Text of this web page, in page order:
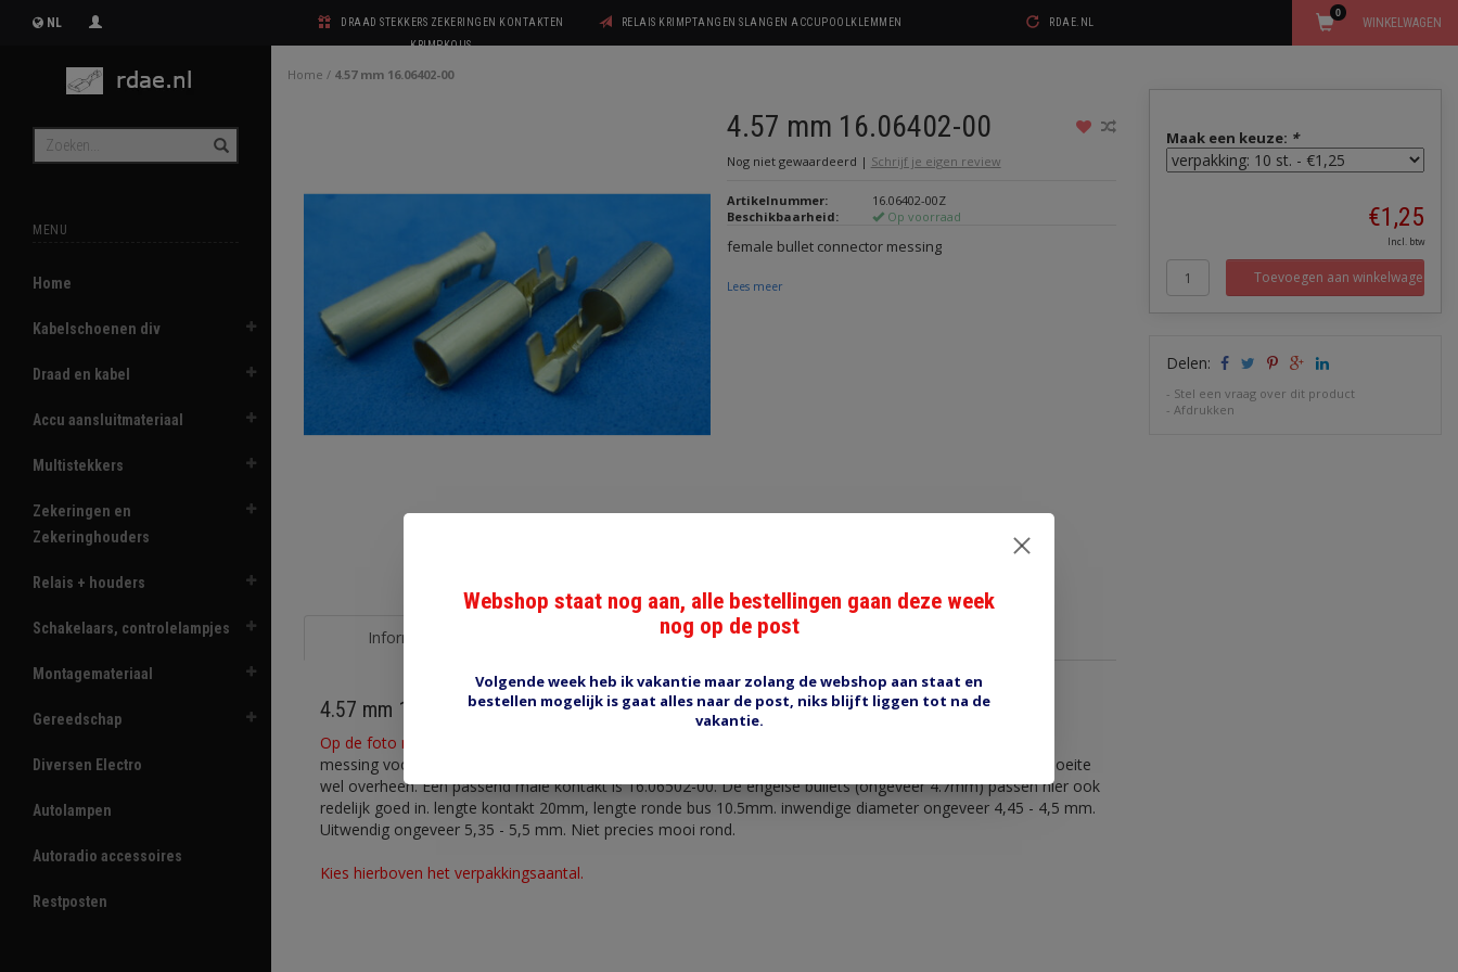
NL
DRAAD STEKKERS ZEKERINGEN KONTAKTEN
KRIMPKOUS
RELAIS KRIMPTANGEN SLANGEN ACCUPOOLKLEMMEN RDAE.NL WINKELWAGEN
0
MENU
Home
Kabelschoenen div
Draad en kabel
Accu aansluitmateriaal
Multistekkers
Zekeringen en
Zekeringhouders
Relais + houders
Schakelaars, controlelampjes
Montagemateriaal
Gereedschap
Diversen Electro
Autolampen
Autoradio accessoires
Restposten
Home / 4.57 mm 16.06402-00
4.57 mm 16.06402-00
Nog niet gewaardeerd | Schrijf je eigen review
Artikelnummer:
16.06402-00Z
Beschikbaarheid:
Op voorraad
female bullet connector messing
Lees meer
Informatie Tags (0)
4.57 mm 16.06402-00
Op de foto niet helemaal duidelijk maar het materiaal is messing.
messing voor draad 0.85-1.25 mm2. Een passende isolatiehuls is er niet maar RS1501 gaat er met wat moeite
wel overheen. Een passend male kontakt is 16.06502-00. De engelse bullets (ongeveer 4.7mm) passen hier ook
redelijk goed in. lengte kontakt 20mm, lengte ronde bus 10.5mm. inwendige diameter ongeveer 4,45 - 4,5 mm.
Uitwendig ongeveer 5,35 - 5,5 mm. Niet precies mooi rond.
Kies hierboven het verpakkingsaantal.
Maak een keuze: *
€1,25
Incl. btw
Toevoegen aan winkelwagen
Delen:
- Stel een vraag over dit product
-Afdrukken
Webshop staat nog aan, alle bestellingen gaan deze week
nog op de post
Volgende week heb ik vakantie maar zolang de webshop aan staat en
bestellen mogelijk is gaat alles naar de post, niks blijft liggen tot na de
vakantie.